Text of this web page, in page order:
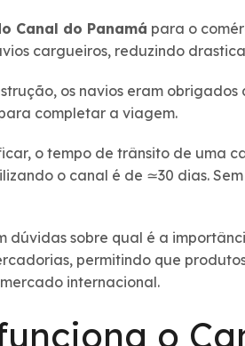
Canal do Panamá para o
cargueiros, reduzindo
os navios eram
completar a viagem.
o tempo de trânsito de uma
o canal é de ≃30 dias.
dúvidas sobre qual é a
permitindo que
internacional.
o